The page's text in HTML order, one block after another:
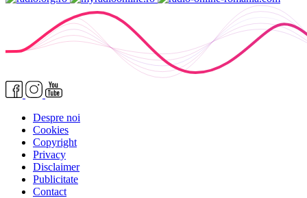
Despre noi
Cookies
Copyright
Privacy
Disclaimer
Publicitate
Contact